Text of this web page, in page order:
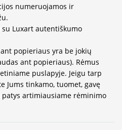
numeruojamos ir
Luxart autentiškumo
popieriaus yra be jokių
ant popieriaus). Rėmus
puslapyje. Jeigu tarp
Jums tinkamo, tuomet, gavę
artimiausiame rėminimo